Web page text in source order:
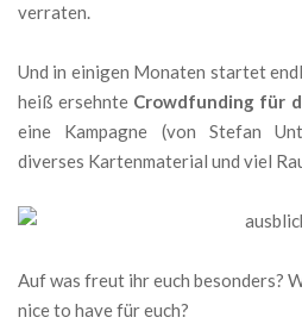
verraten.
Und in einigen Monaten startet
heiß ersehnte Crowdfunding für
eine Kampagne (von Stefan
diverses Kartenmaterial und viel
Auf was freut ihr euch besonders?
nice to have für euch?